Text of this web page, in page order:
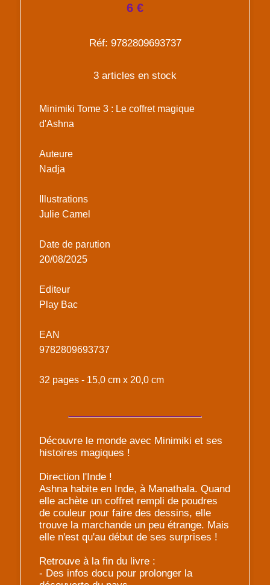
6 €
Réf: 9782809693737
3 articles en stock
Minimiki Tome 3 : Le coffret magique
d'Ashna
Auteure
Nadja
Illustrations
Julie Camel
Date de parution
20/08/2025
Editeur
Play Bac
EAN
9782809693737
32 pages - 15,0 cm x 20,0 cm
Découvre le monde avec Minimiki et ses
histoires magiques !
Direction l'Inde !
Ashna habite en Inde, à Manathala. Quand
elle achète un coffret rempli de poudres
de couleur pour faire des dessins, elle
trouve la marchande un peu étrange. Mais
elle n'est qu'au début de ses surprises !
Retrouve à la fin du livre :
- Des infos docu pour prolonger la